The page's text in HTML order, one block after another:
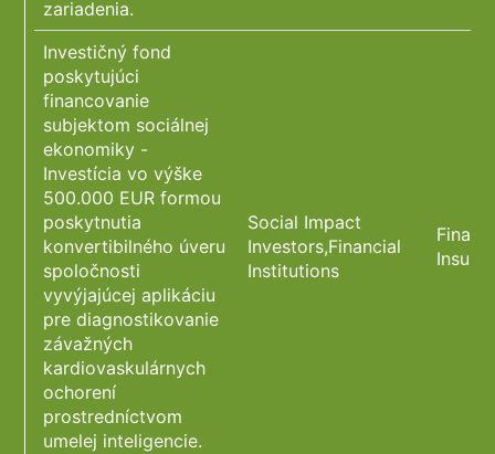
zariadenia.
Investičný fond
poskytujúci
financovanie
subjektom sociálnej
ekonomiky -
Investícia vo výške
500.000 EUR formou
poskytnutia
konvertibilného úveru
spoločnosti
vyvýjajúcej aplikáciu
pre diagnostikovanie
závažných
kardiovaskulárnych
ochorení
prostredníctvom
umelej inteligencie.
Social Impact
Investors,Financial
Institutions